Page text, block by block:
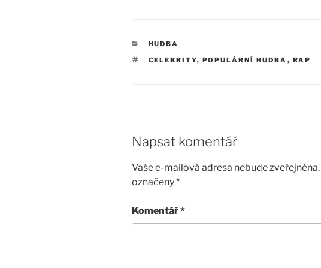
RUBRIKY
HUDBA
ŠTÍTKY
CELEBRITY, POPULÁRNÍ HUDBA , RAP
Napsat komentář
Vaše e-mailová adresa nebude zveřejněna.
označeny*
Komentář*